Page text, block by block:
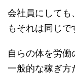
会社員にしても
もそれは同じで
自らの体を労
一般的な稼ぎ方